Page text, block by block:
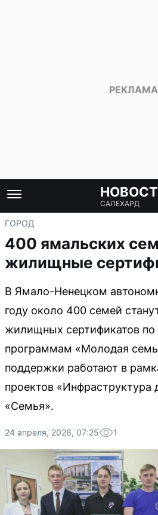
САЛЕХАРД
ГОРОД
400 ямальских
жилищные
В Ямало-Ненецком
году около 400 семей
жилищных сертификатов
программам «Молодая
поддержки работают в
проектов «Инфраструктура
«Семья».
24 апреля, 2026, 07:25 1